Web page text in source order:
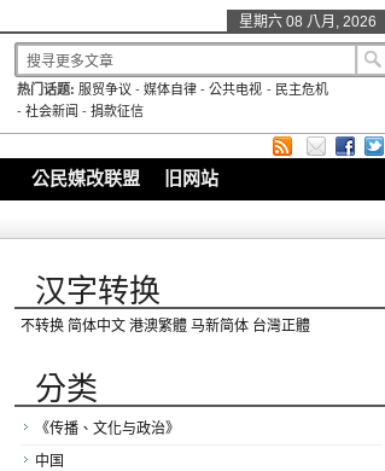
星期六 08 八月, 2026
热门话题: 服贸争议 -媒体自律 -公共电视 - 民主危机
- 社会新闻 - 捐款征信
公民媒改联盟 旧网站
汉字转换
不转换 简体中文 港澳繁體 马新简体 台灣正體
分类
《传播、文化与政治》
中国